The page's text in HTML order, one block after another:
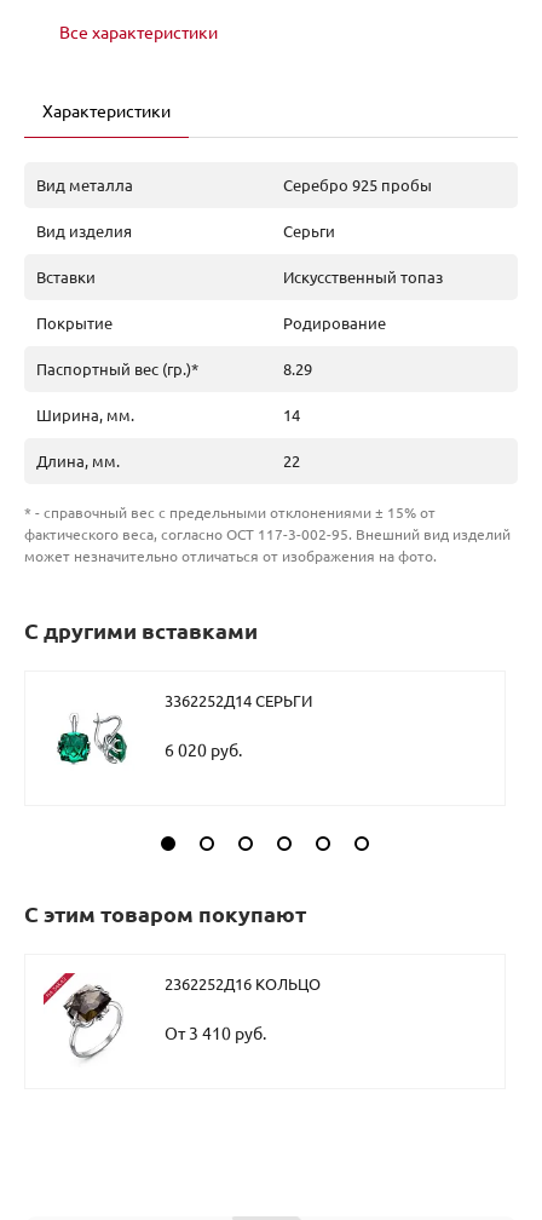
Все характеристики
Характеристики
Вид металла Серебро 925 пробы
Вид изделия Серьги
Вставки Искусственный топаз
Покрытие Родирование
Паспортный вес (гр.)* 8.29
Ширина, мм. 14
Длина, мм. 22
* - справочный вес с предельными отклонениями ± 15% от
фактического веса, согласно ОСТ 117-3-002-95. Внешний вид изделий
может незначительно отличаться от изображения на фото.
С другими вставками
3362252Д14 СЕРЬГИ
6 020 руб.
С этим товаром покупают
2362252Д16 КОЛЬЦО
От 3 410 руб.